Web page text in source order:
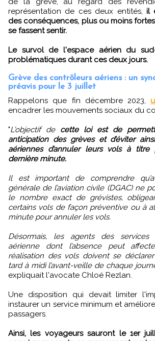
représentation de ces deux entités, il
des conséquences, plus ou moins
se fassent sentir.
Le survol de l'espace aérien du
problématiques durant ces deux jours.
Grève des contrôleurs aériens : un
préavis pour le 3 juillet
Rappelons que fin décembre 2023,
encadrer les mouvements sociaux du
"L’objectif de cette loi est de
anticipation des grèves et d’éviter
aériennes d’annuler leurs vols à
dernière minute.
Il est important de comprendre
générale de l’aviation civile (DGAC) ne
le nombre exact de grévistes,
certains vols de façon préventive ou à
minute pour annuler les vols.
Désormais, les agents des
aérienne dont l’absence peut
réalisation des vols doivent se
tard à midi l’avant-veille de chaque
expliquait l'avocate Chloé Rezlan.
Une disposition qui devait limiter
instaurer un service minimum et
passagers.
Ainsi, les voyageurs sauront le 1er